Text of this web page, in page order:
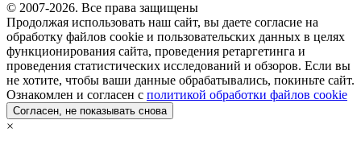
© 2007-2026. Все права защищены
Продолжая использовать наш сайт, вы даете согласие на
обработку файлов cookie и пользовательских данных в целях
функционирования сайта, проведения ретаргетинга и
проведения статистических исследований и обзоров. Если вы
не хотите, чтобы ваши данные обрабатывались, покиньте сайт.
Ознакомлен и согласен с политикой обработки файлов cookie
Согласен, не показывать снова
×